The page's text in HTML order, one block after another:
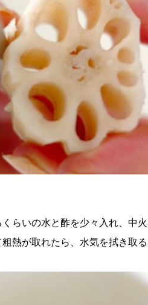
らいの水と酢を少々入れ、中
熱が取れたら、水気を拭き取る